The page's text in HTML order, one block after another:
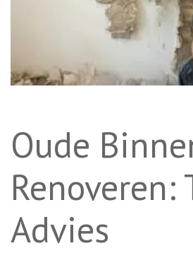
Oude
Renoveren:
Advies